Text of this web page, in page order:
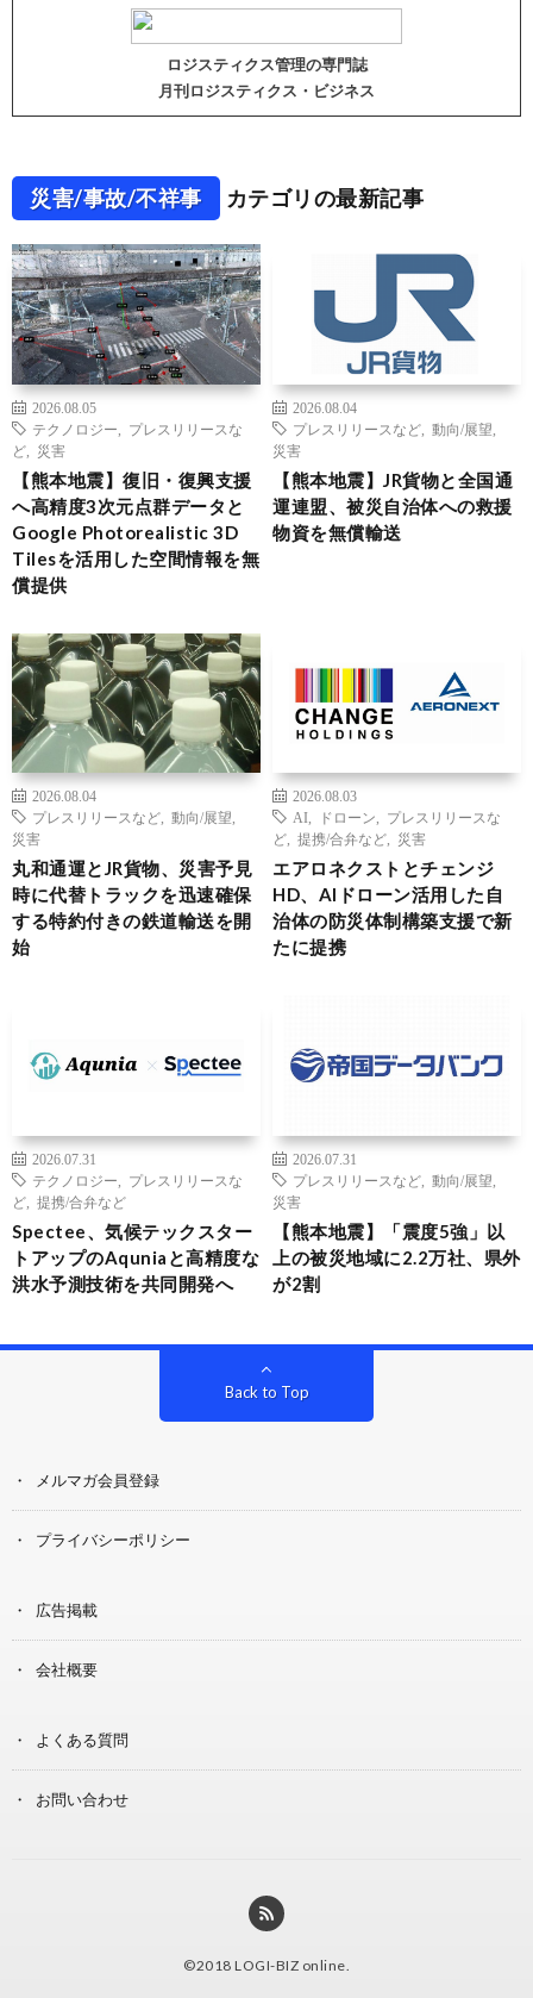
ロジスティクス管理の専門誌
月刊ロジスティクス・ビジネス
災害/事故/不祥事 カテゴリの最新記事
2026.08.05
テクノロジー
プレスリリースな
ど
災害
【熊本地震】復旧・復興支援
へ高精度3次元点群データと
Google Photorealistic 3D
Tilesを活用した空間情報を無
償提供
2026.08.04
プレスリリースなど
動向/展望
災害
【熊本地震】JR貨物と全国通
運連盟、被災自治体への救援
物資を無償輸送
2026.08.04
プレスリリースなど
動向/展望
災害
丸和通運とJR貨物、災害予見
時に代替トラックを迅速確保
する特約付きの鉄道輸送を開
始
2026.08.03
AI
ドローン
プレスリリースな
ど
提携/合弁など 災害
エアロネクストとチェンジ
HD、AIドローン活用した自
治体の防災体制構築支援で新
たに提携
2026.07.31
テクノロジー
プレスリリースな
ど
提携/合弁など
Spectee、気候テックスター
トアップのAquniaと高精度な
洪水予測技術を共同開発へ
2026.07.31
プレスリリースなど
動向/展望
災害
【熊本地震】「震度5強」以
上の被災地域に2.2万社、県外
が2割
Back to Top
メルマガ会員登録
プライバシーポリシー
広告掲載
会社概要
よくある質問
お問い合わせ
©2018 LOGI-BIZ online